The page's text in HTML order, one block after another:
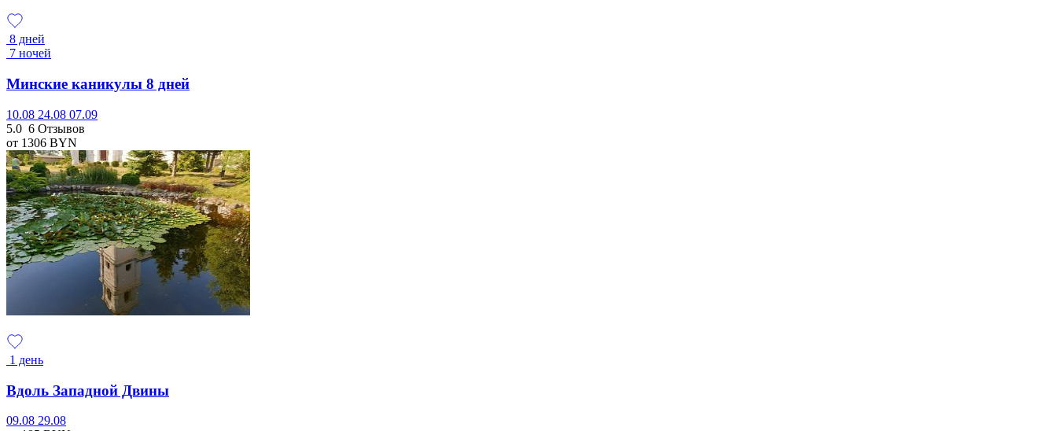
8 дней
7 ночей
Минские каникулы 8 дней
10.08 24.08 07.09
5.0 6 Отзывов
от 1306 BYN
1 день
Вдоль Западной Двины
09.08 29.08